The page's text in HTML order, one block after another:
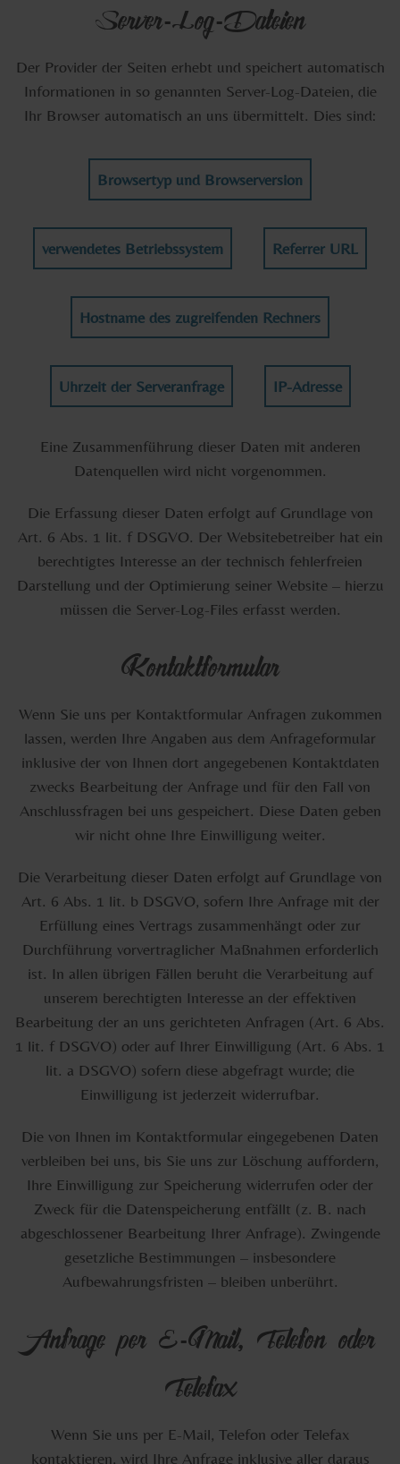
Server-Log-Dateien
Der Provider der Seiten erhebt und speichert automatisch
Informationen in so genannten Server-Log-Dateien, die
Ihr Browser automatisch an uns übermittelt. Dies sind:
Browsertyp und Browserversion
verwendetes Betriebssystem Referrer URL
Hostname des zugreifenden Rechners
Uhrzeit der Serveranfrage IP-Adresse
Eine Zusammenführung dieser Daten mit anderen
Datenquellen wird nicht vorgenommen.
Die Erfassung dieser Daten erfolgt auf Grundlage von
Art. 6 Abs. 1 lit. f DSGVO. Der Websitebetreiber hat ein
berechtigtes Interesse an der technisch fehlerfreien
Darstellung und der Optimierung seiner Website – hierzu
müssen die Server-Log-Files erfasst werden.
Kontaktformular
Wenn Sie uns per Kontaktformular Anfragen zukommen
lassen, werden Ihre Angaben aus dem Anfrageformular
inklusive der von Ihnen dort angegebenen Kontaktdaten
zwecks Bearbeitung der Anfrage und für den Fall von
Anschlussfragen bei uns gespeichert. Diese Daten geben
wir nicht ohne Ihre Einwilligung weiter.
Die Verarbeitung dieser Daten erfolgt auf Grundlage von
Art. 6 Abs. 1 lit. b DSGVO, sofern Ihre Anfrage mit der
Erfüllung eines Vertrags zusammenhängt oder zur
Durchführung vorvertraglicher Maßnahmen erforderlich
ist. In allen übrigen Fällen beruht die Verarbeitung auf
unserem berechtigten Interesse an der effektiven
Bearbeitung der an uns gerichteten Anfragen (Art. 6 Abs.
1 lit. f DSGVO) oder auf Ihrer Einwilligung (Art. 6 Abs. 1
lit. a DSGVO) sofern diese abgefragt wurde; die
Einwilligung ist jederzeit widerrufbar.
Die von Ihnen im Kontaktformular eingegebenen Daten
verbleiben bei uns, bis Sie uns zur Löschung auffordern,
Ihre Einwilligung zur Speicherung widerrufen oder der
Zweck für die Datenspeicherung entfällt (z. B. nach
abgeschlossener Bearbeitung Ihrer Anfrage). Zwingende
gesetzliche Bestimmungen – insbesondere
Aufbewahrungsfristen – bleiben unberührt.
Anfrage per E-Mail, Telefon oder
Telefax
Wenn Sie uns per E-Mail, Telefon oder Telefax
kontaktieren, wird Ihre Anfrage inklusive aller daraus